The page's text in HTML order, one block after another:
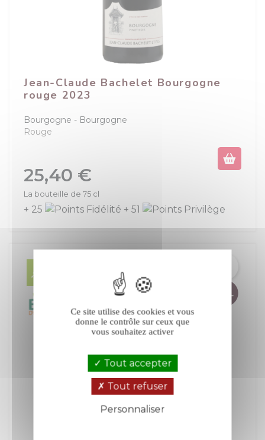
Jean-Claude Bachelet Bourgogne
rouge 2023
Bourgogne
Bourgogne
Rouge
Prix
25,40 €
La bouteille de 75 cl
+ 25 + 51
Ce site utilise des cookies et vous
donne le contrôle sur ceux que
vous souhaitez activer
Tout accepter
Tout refuser
Personnaliser